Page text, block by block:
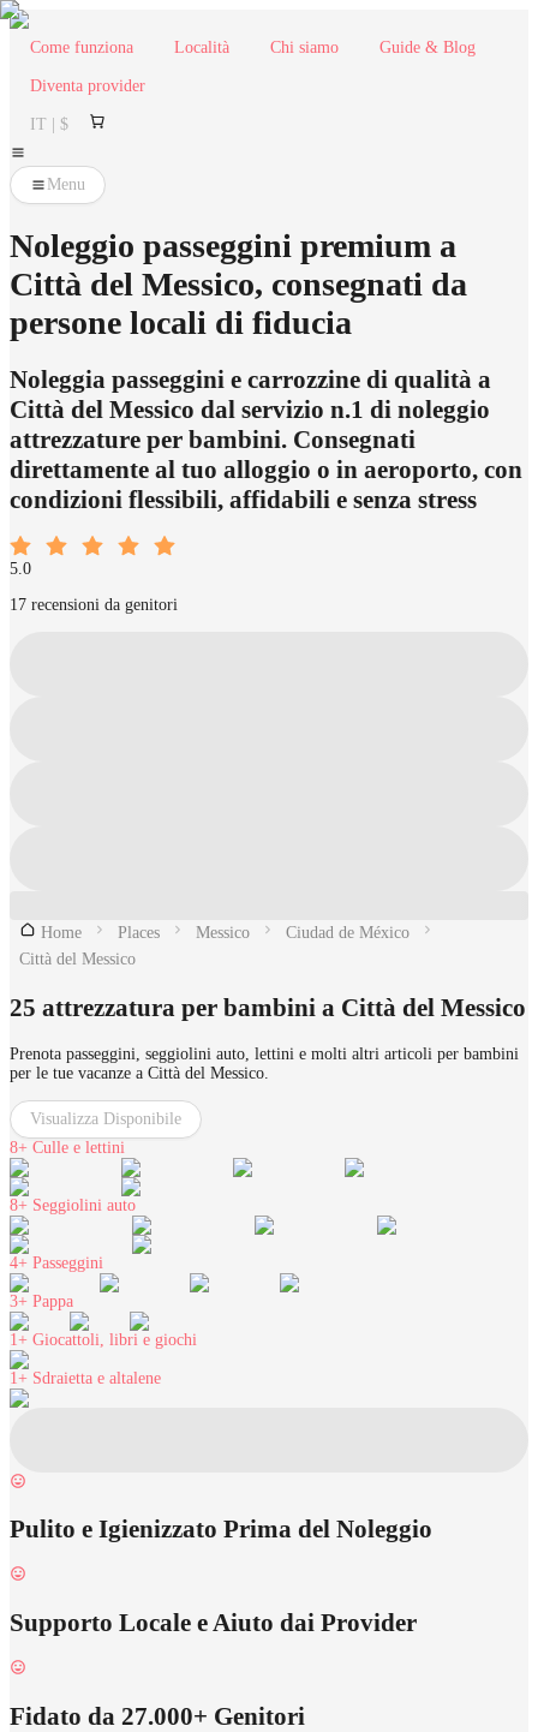
Come funziona Località Chi siamo Guide & Blog
Diventa provider
IT | $
Menu
Noleggio passeggini premium a
Città del Messico, consegnati da
persone locali di fiducia
Noleggia passeggini e carrozzine di qualità a
Città del Messico dal servizio n.1 di noleggio
attrezzature per bambini. Consegnati
direttamente al tuo alloggio o in aeroporto, con
condizioni flessibili, affidabili e senza stress
5.0
17 recensioni da genitori
Home Places Messico
Ciudad de México
Città del Messico
25 attrezzatura per bambini a Città del Messico
Prenota passeggini, seggiolini auto, lettini e molti altri articoli per bambini
per le tue vacanze a Città del Messico.
Visualizza Disponibile
8+ Culle e lettini
8+ Seggiolini auto
4+ Passeggini
3+ Pappa
1+ Giocattoli, libri e giochi
1+ Sdraietta e altalene
Pulito e Igienizzato Prima del Noleggio
Supporto Locale e Aiuto dai Provider
Fidato da 27.000+ Genitori